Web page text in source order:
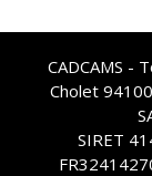
CADCAMS -
Cholet
SIRET